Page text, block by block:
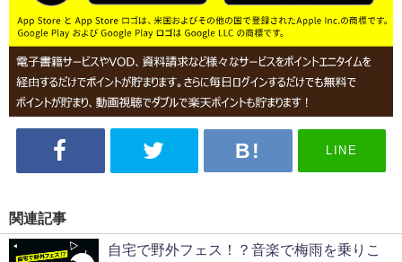
LINE
関連記事
自宅で野外フェス！？音楽で梅雨を乗りこ